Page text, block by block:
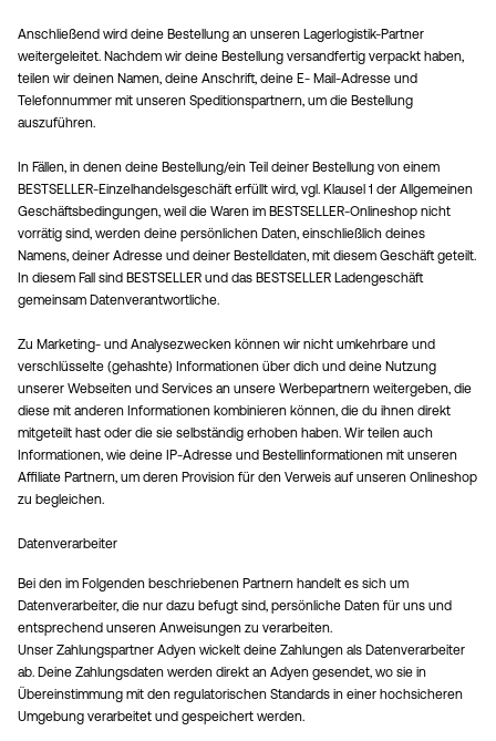
Anschließend wird deine Bestellung an unseren Lagerlogistik-Partner
weitergeleitet. Nachdem wir deine Bestellung versandfertig verpackt haben,
teilen wir deinen Namen, deine Anschrift, deine E- Mail-Adresse und
Telefonnummer mit unseren Speditionspartnern, um die Bestellung
auszuführen.
In Fällen, in denen deine Bestellung/ein Teil deiner Bestellung von einem
BESTSELLER-Einzelhandelsgeschäft erfüllt wird, vgl. Klausel 1 der Allgemeinen
Geschäftsbedingungen, weil die Waren im BESTSELLER-Onlineshop nicht
vorrätig sind, werden deine persönlichen Daten, einschließlich deines
Namens, deiner Adresse und deiner Bestelldaten, mit diesem Geschäft geteilt.
In diesem Fall sind BESTSELLER und das BESTSELLER Ladengeschäft
gemeinsam Datenverantwortliche.
Zu Marketing- und Analysezwecken können wir nicht umkehrbare und
verschlüsselte (gehashte) Informationen über dich und deine Nutzung
unserer Webseiten und Services an unsere Werbepartnern weitergeben, die
diese mit anderen Informationen kombinieren können, die du ihnen direkt
mitgeteilt hast oder die sie selbständig erhoben haben. Wir teilen auch
Informationen, wie deine IP-Adresse und Bestellinformationen mit unseren
Affiliate Partnern, um deren Provision für den Verweis auf unseren Onlineshop
zu begleichen.
Datenverarbeiter
Bei den im Folgenden beschriebenen Partnern handelt es sich um
Datenverarbeiter, die nur dazu befugt sind, persönliche Daten für uns und
entsprechend unseren Anweisungen zu verarbeiten.
Unser Zahlungspartner Adyen wickelt deine Zahlungen als Datenverarbeiter
ab. Deine Zahlungsdaten werden direkt an Adyen gesendet, wo sie in
Übereinstimmung mit den regulatorischen Standards in einer hochsicheren
Umgebung verarbeitet und gespeichert werden.